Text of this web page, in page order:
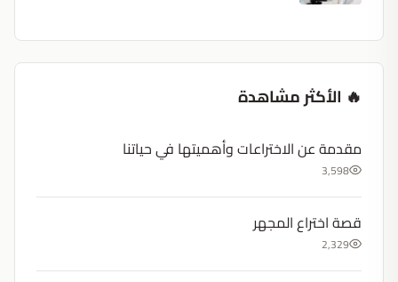
🔥 الأكثر مشاهدة
مقدمة عن الاختراعات وأهميتها في حياتنا
3,598
قصة اختراع المجهر
2,329